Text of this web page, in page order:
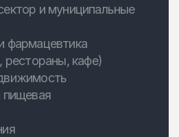
и муниципальные
фармацевтика
рестораны, кафе)
пищевая